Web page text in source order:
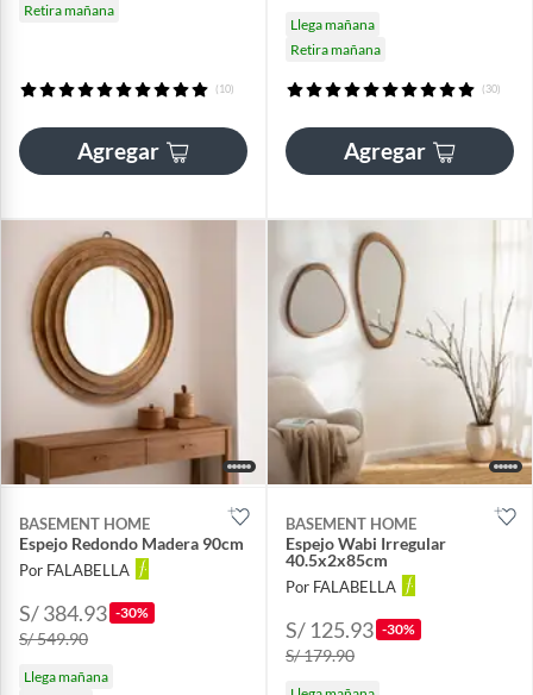
Retira mañana
(10)
Agregar
Llega mañana
Retira mañana
(30)
Agregar
BASEMENT HOME
Espejo Redondo Madera 90cm
Por FALABELLA
S/ 384.93 -30%
S/ 549.90
Llega mañana
BASEMENT HOME
Espejo Wabi Irregular
40.5x2x85cm
Por FALABELLA
S/ 125.93 -30%
S/ 179.90